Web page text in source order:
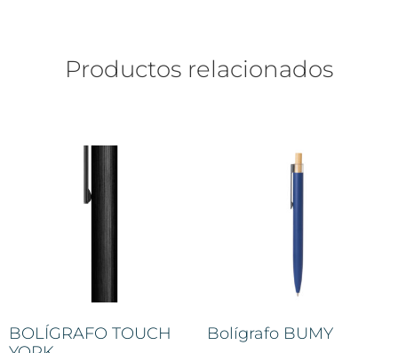
Productos relacionados
BOLÍGRAFO TOUCH
Bolígrafo BUMY